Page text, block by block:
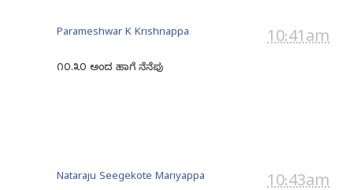
10:41am
Parameshwar K Krishnappa
೧೦.೩೦ ಅಂದ ಹಾಗೆ ನೆನೆಪು
10:43am
Nataraju Seegekote Mariyappa